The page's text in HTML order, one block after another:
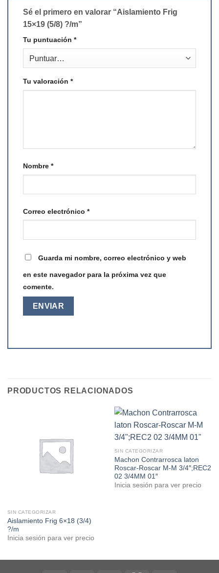
Sé el primero en valorar “Aislamiento Frig
15×19 (5/8) ?/m”
Tu puntuación *
Tu valoración *
Nombre *
Correo electrónico *
Guarda mi nombre, correo electrónico y web
en este navegador para la próxima vez que
comente.
PRODUCTOS RELACIONADOS
SIN CATEGORIZAR
Aislamiento Frig 6×18 (3/4)
?/m
Inicia sesión para ver precio
SIN CATEGORIZAR
Machon Contrarrosca laton
Roscar-Roscar M-M 3/4″;REC2
02 3/4MM 01″
Inicia sesión para ver precio